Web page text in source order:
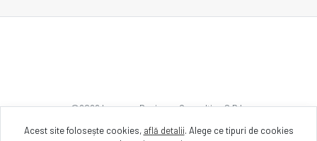
©2026Imozone Business Consulting S.R.L.
Acest site folosește cookies, află detalii. Alege ce tipuri de cookies